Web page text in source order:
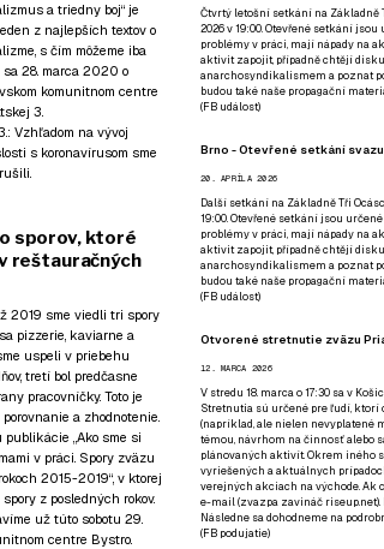
a triedny boj“ je
z najlepších textov o
s čím môžeme iba
28. marca 2020 o
komunitnom centre
3.
Vzhľadom na vývoj
s koronavírusom sme
sporov, ktoré
reštauračných
2019 sme viedli tri spory
pizzerie, kaviarne a
uspeli v priebehu
tretí bol predčasne
pracovníčky. Toto je
a zhodnotenie.
publikácie „Ako sme si
v práci. Spory zväzu
2015-2019“, v ktorej
z posledných rokov.
už túto sobotu 29.
centre Bystro.
Čtvrtý letošní setkání na Základně
2026 v 19:00. Otevřené setkání
problémy v práci, mají nápady na
aktivit zapojit, případně chtějí
anarchosyndikalismem a poznat
budou také naše propagační
(FB událost)
Brno - Otevřené setkání
20. APRÍLA 2026
Další setkání na Základně Tři
19:00. Otevřené setkání jsou
problémy v práci, mají nápady na
aktivit zapojit, případně chtějí
anarchosyndikalismem a poznat
budou také naše propagační
(FB událost)
Otvorené stretnutie zväzu
12. MARCA 2026
V stredu 18. marca o 17:30 sa v
Stretnutia sú určené pre ľudí,
(napríklad, ale nielen nevyplatené
témou, návrhom na činnosť alebo
plánovaných aktivít. Okrem iného
vyriešených a aktuálnych
verejných akciach na východe. Ak
e-mail (zvazpa zavináč riseup.net).
Následne sa dohodneme na
(FB podujatie)